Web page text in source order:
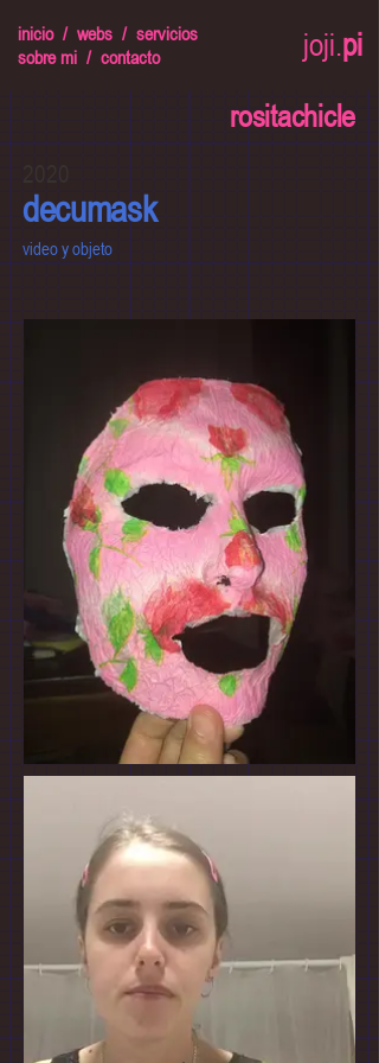
inicio/ webs / servicios
sobre mi / contacto joji.pi
rositachicle
decumask
video y objeto